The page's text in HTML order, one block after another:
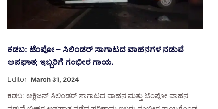
ಕಡಬ: ಟೆಂಪೋ – ಸಿಲಿಂಡರ್ ಸಾಗಾಟದ ವಾಹನಗಳ ನಡುವೆ
ಅಪಘಾತ; ಇಬ್ಬರಿಗೆ ಗಂಭೀರ ಗಾಯ.
Editor March 31, 2024
ಕಡಬ: ಆಕ್ಷಿಜನ್ ಸಿಲಿಂಡರ್ ಸಾಗಾಟದ ವಾಹನ ಮತ್ತು ಟೆಂಪೋ ವಾಹನ